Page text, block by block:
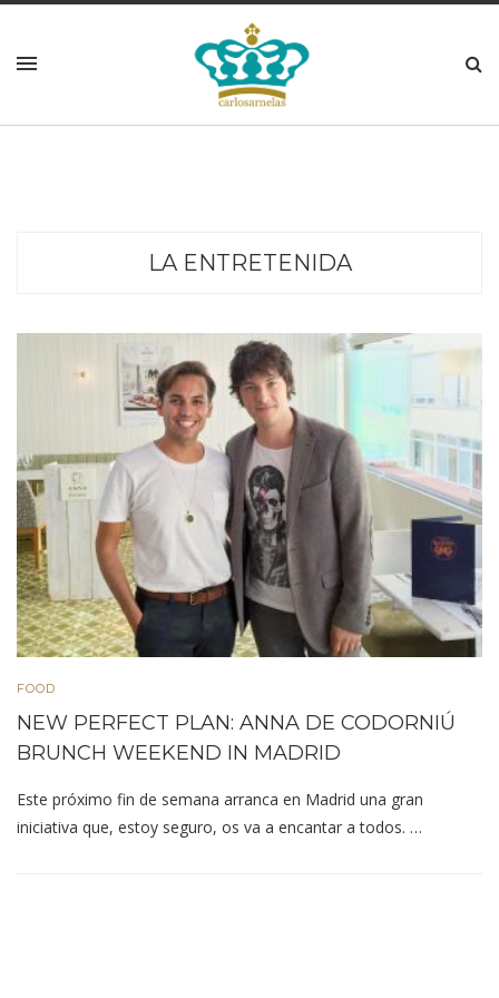
LA ENTRETENIDA
FOOD
NEW PERFECT PLAN: ANNA DE CODORNIÚ
BRUNCH WEEKEND IN MADRID
Este próximo fin de semana arranca en Madrid una gran
iniciativa que, estoy seguro, os va a encantar a todos. …